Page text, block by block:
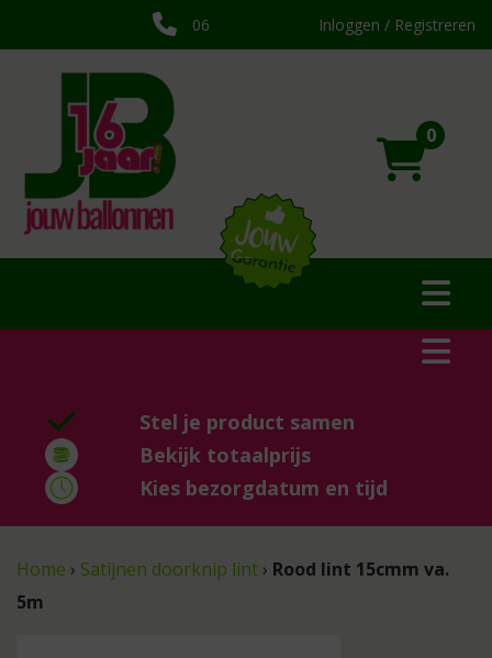
06 Inloggen / Registreren
0
Stel je product samen
Bekijk totaalprijs
Kies bezorgdatum en tijd
Home › Satijnen doorknip lint › Rood lint 15cmm va.
5m